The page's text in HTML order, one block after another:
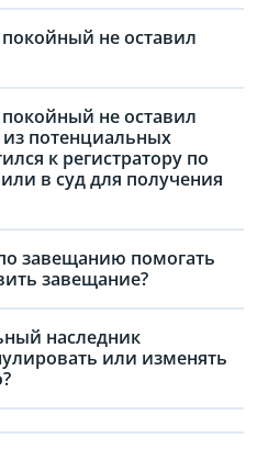
не оставил
не оставил
потенциальных
к регистратору по
в суд для получения
завещанию помогать
завещание?
наследник
или изменять